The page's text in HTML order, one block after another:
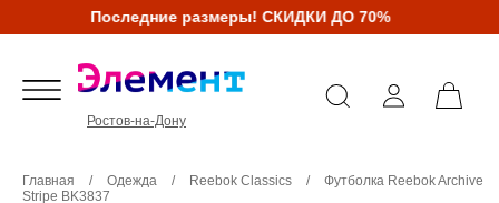
Последние размеры! СКИДКИ ДО 70%
Ростов-на-Дону
Главная / Одежда / Reebok Classics /
Футболка Reebok Archive
Stripe BK3837